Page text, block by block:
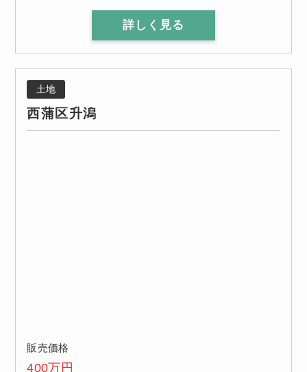
詳しく見る
土地
西蒲区升潟
販売価格
400万円